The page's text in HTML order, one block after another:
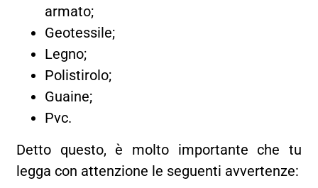
armato;
Geotessile;
Legno;
Polistirolo;
Guaine;
Pvc.
Detto questo, è molto importante che tu
legga con attenzione le seguenti avvertenze: